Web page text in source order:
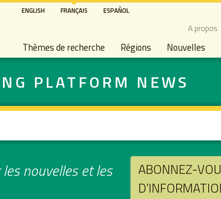
Aller
principal
ENGLISH FRANÇAIS ESPAÑOL
A propos
Main navigation
Thèmes de recherche Régions Nouvelles
PLATFORM NEWS
nouvelles et les
ABONNEZ-